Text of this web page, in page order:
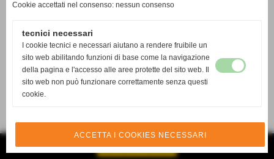
Cookie accettati nel consenso: nessun consenso
tecnici necessari
I cookie tecnici e necessari aiutano a rendere fruibile un
sito web abilitando funzioni di base come la navigazione
della pagina e l'accesso alle aree protette del sito web. Il
sito web non può funzionare correttamente senza questi
cookie.
ACCETTA I COOKIES NECESSARI
GESTISCI IL TUO SITO